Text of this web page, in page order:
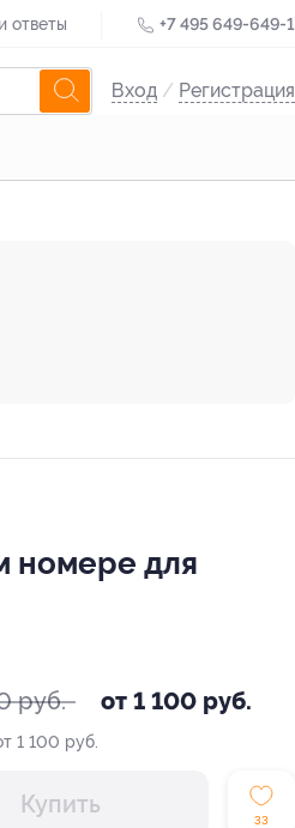
ответы +7 495 649-649-1
Вход / Регистрация
номере для
руб. от 1 100 руб.
1 100 руб.
Купить
33